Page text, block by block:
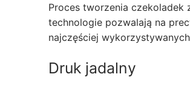
Proces tworzenia czekoladek
technologie pozwalają na
najczęściej
Druk jadalny